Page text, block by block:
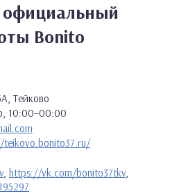
официальный
Bonito
Тейково
10:00–00:00
, https://vk.com/bonito37tkv,